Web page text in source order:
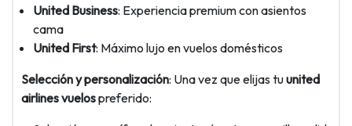
United Business: Experiencia premium con asientos
cama
United First: Máximo lujo en vuelos domésticos
Selección y personalización: Una vez que elijas tuunited
airlines vuelospreferido: